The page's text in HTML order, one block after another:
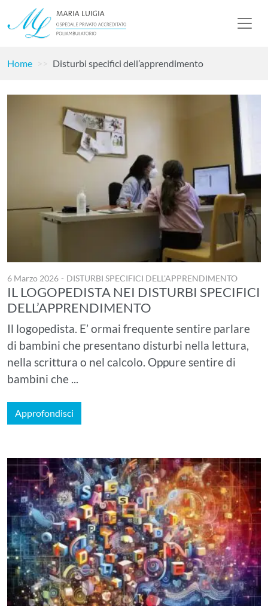
Home Disturbi specifici dell’apprendimento
6 Marzo 2026 - DISTURBI SPECIFICI DELL'APPRENDIMENTO
IL LOGOPEDISTA NEI DISTURBI SPECIFICI
DELL’APPRENDIMENTO
Il logopedista. E’ ormai frequente sentire parlare
di bambini che presentano disturbi nella lettura,
nella scrittura o nel calcolo. Oppure sentire di
bambini che ...
Approfondisci